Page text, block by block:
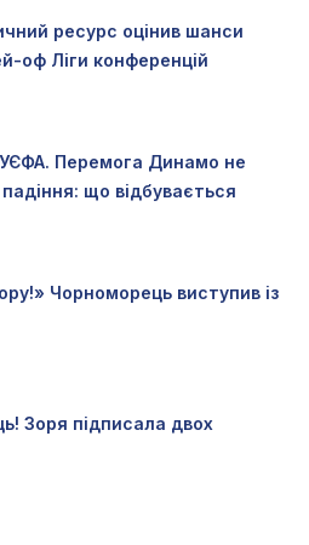
ресурс оцінив шанси
оф Ліги конференцій
УЄФА. Перемога Динамо не
падіння: що відбувається
Чорноморець виступив із
Зоря підписала двох